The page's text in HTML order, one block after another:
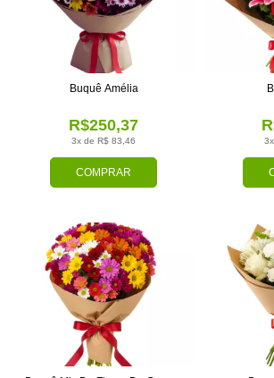
COMPRAR
3x de R$ 83,46
R$250,37
Buquê Amélia